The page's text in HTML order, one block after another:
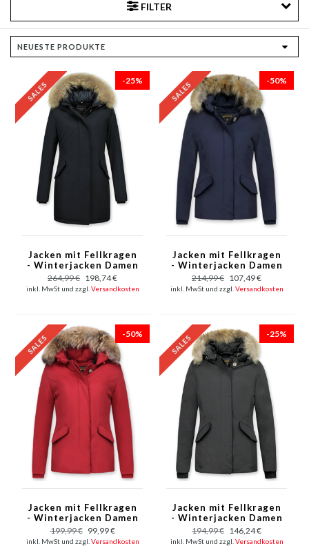
FILTER
-25%
Jacken mit Fellkragen
- Winterjacken Damen
Lang - Großer
Pelzkragen - Schwarz
264,99 € 198,74 €
inkl. MwSt und zzgl. Versandkosten
-50%
Jacken mit Fellkragen
- Winterjacken Damen
Kurze - Große
Pelzkragen - Wooly -
Blau
214,99 € 107,49 €
inkl. MwSt und zzgl. Versandkosten
-50%
Jacken mit Fellkragen
- Winterjacken Damen
Kurze - Große
Pelzkragen - Wooly -
Rot
199,99 € 99,99 €
inkl. MwSt und zzgl. Versandkosten
-25%
Jacken mit Fellkragen
- Winterjacken Damen
Kurze - Kleine
Pelzkragen - Wooly -
Schwarz
194,99 € 146,24 €
inkl. MwSt und zzgl. Versandkosten